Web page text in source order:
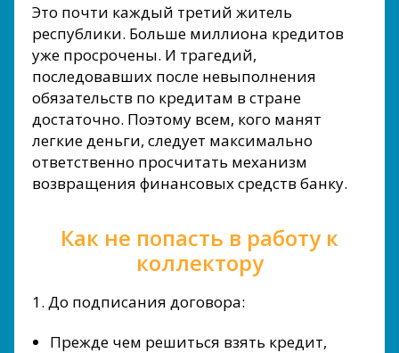
Это почти каждый третий житель
республики. Больше миллиона кредитов
уже просрочены. И трагедий,
последовавших после невыполнения
обязательств по кредитам в стране
достаточно. Поэтому всем, кого манят
легкие деньги, следует максимально
ответственно просчитать механизм
возвращения финансовых средств банку.
Как не попасть в работу к
коллектору
1. До подписания договора:
Прежде чем решиться взять кредит,